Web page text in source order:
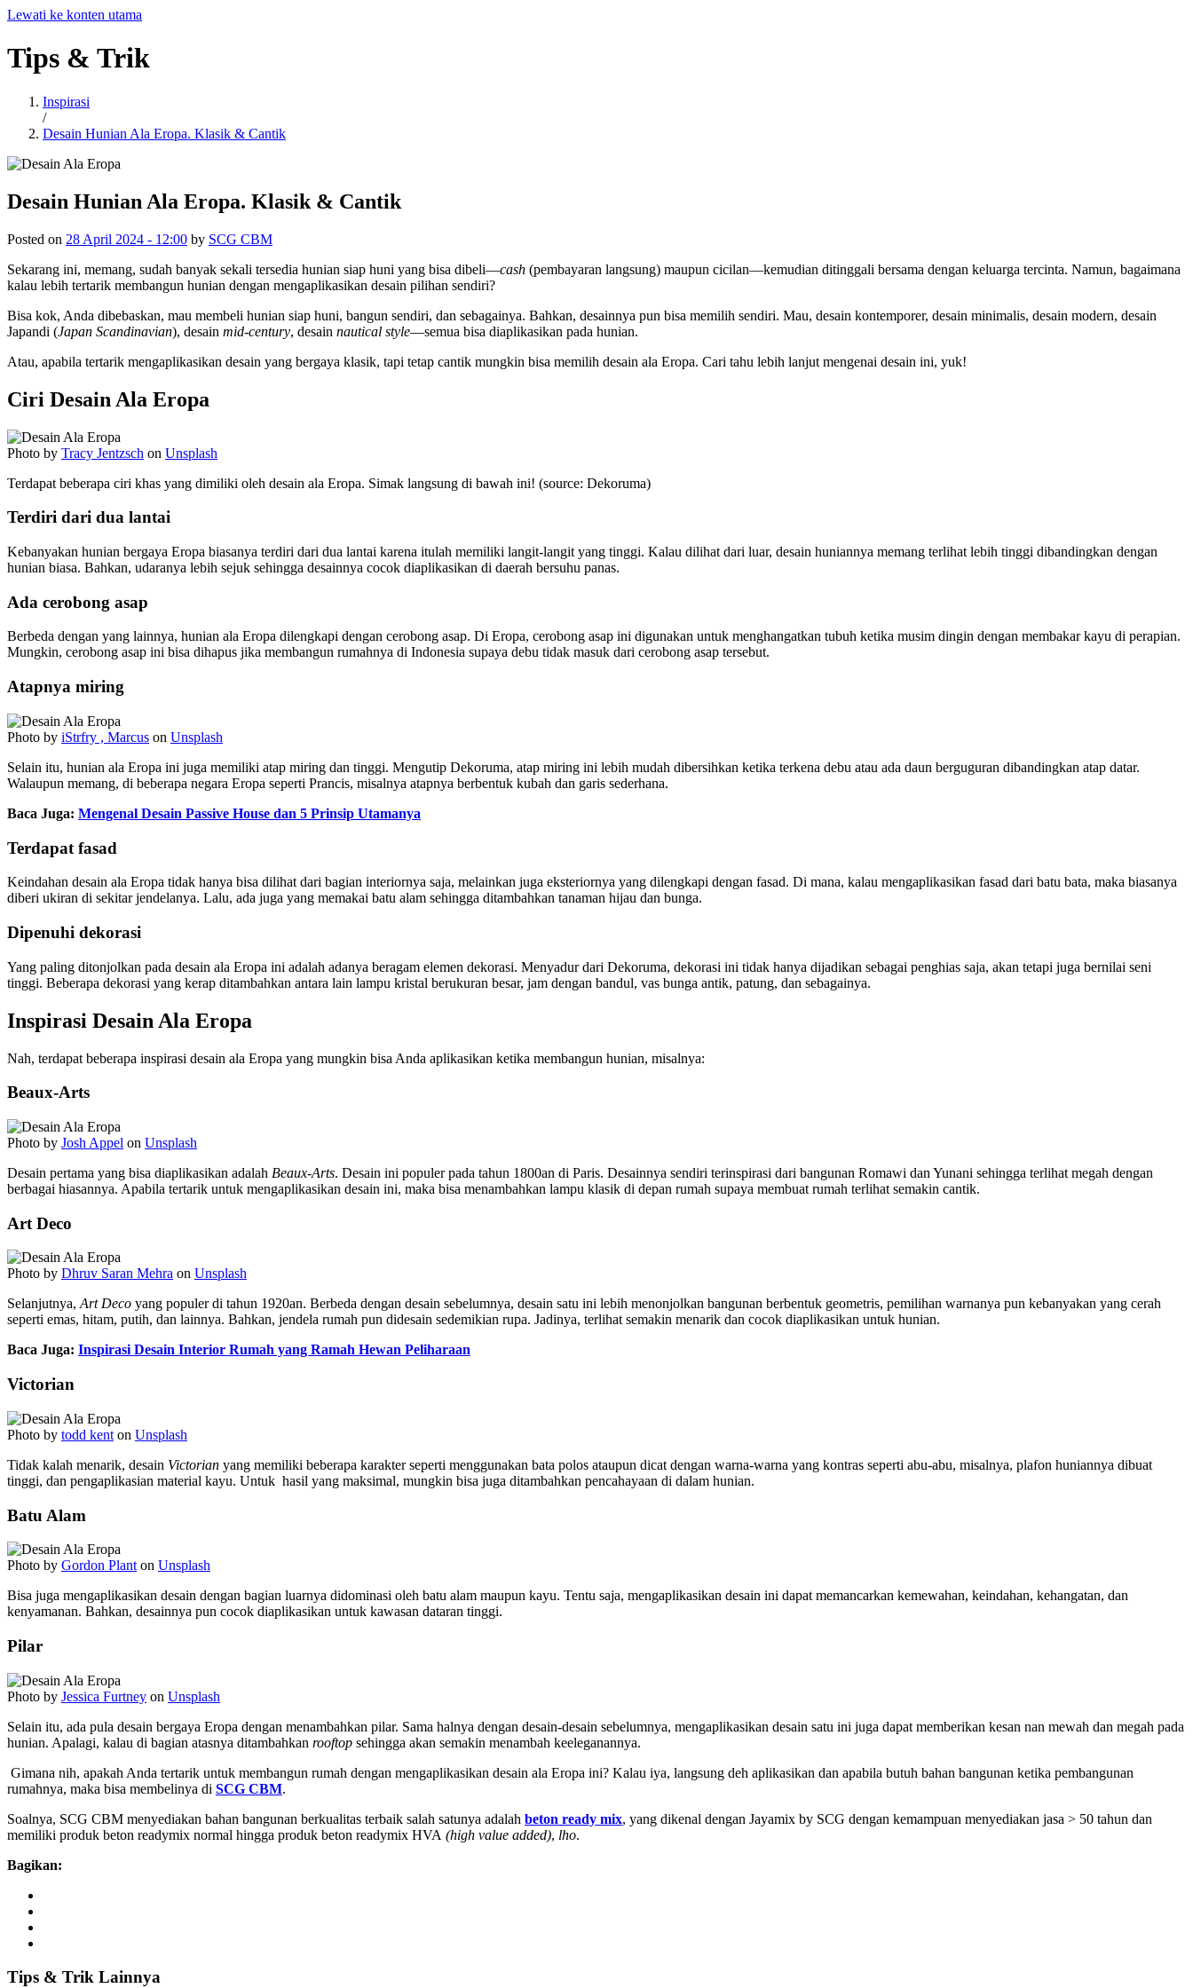
Lewati ke konten utama
Tips & Trik
Inspirasi
/
Desain Hunian Ala Eropa. Klasik & Cantik
Desain Hunian Ala Eropa. Klasik & Cantik
Posted on 28 April 2024 - 12:00 by SCG CBM
Sekarang ini, memang, sudah banyak sekali tersedia hunian siap huni yang bisa dibeli—cash (pembayaran langsung) maupun cicilan—kemudian ditinggali bersama dengan keluarga tercinta. Namun, bagaimana
kalau lebih tertarik membangun hunian dengan mengaplikasikan desain pilihan sendiri?
Bisa kok, Anda dibebaskan, mau membeli hunian siap huni, bangun sendiri, dan sebagainya. Bahkan, desainnya pun bisa memilih sendiri. Mau, desain kontemporer, desain minimalis, desain modern, desain
Japandi (Japan Scandinavian), desain mid-century, desain nautical style—semua bisa diaplikasikan pada hunian.
Atau, apabila tertarik mengaplikasikan desain yang bergaya klasik, tapi tetap cantik mungkin bisa memilih desain ala Eropa. Cari tahu lebih lanjut mengenai desain ini, yuk!
Ciri Desain Ala Eropa
Photo by Tracy Jentzsch on Unsplash
Terdapat beberapa ciri khas yang dimiliki oleh desain ala Eropa. Simak langsung di bawah ini! (source: Dekoruma)
Terdiri dari dua lantai
Kebanyakan hunian bergaya Eropa biasanya terdiri dari dua lantai karena itulah memiliki langit-langit yang tinggi. Kalau dilihat dari luar, desain huniannya memang terlihat lebih tinggi dibandingkan dengan
hunian biasa. Bahkan, udaranya lebih sejuk sehingga desainnya cocok diaplikasikan di daerah bersuhu panas.
Ada cerobong asap
Berbeda dengan yang lainnya, hunian ala Eropa dilengkapi dengan cerobong asap. Di Eropa, cerobong asap ini digunakan untuk menghangatkan tubuh ketika musim dingin dengan membakar kayu di perapian.
Mungkin, cerobong asap ini bisa dihapus jika membangun rumahnya di Indonesia supaya debu tidak masuk dari cerobong asap tersebut.
Atapnya miring
Photo by iStrfry , Marcus on Unsplash
Selain itu, hunian ala Eropa ini juga memiliki atap miring dan tinggi. Mengutip Dekoruma, atap miring ini lebih mudah dibersihkan ketika terkena debu atau ada daun berguguran dibandingkan atap datar.
Walaupun memang, di beberapa negara Eropa seperti Prancis, misalnya atapnya berbentuk kubah dan garis sederhana.
Baca Juga: Mengenal Desain Passive House dan 5 Prinsip Utamanya
Terdapat fasad
Keindahan desain ala Eropa tidak hanya bisa dilihat dari bagian interiornya saja, melainkan juga eksteriornya yang dilengkapi dengan fasad. Di mana, kalau mengaplikasikan fasad dari batu bata, maka biasanya
diberi ukiran di sekitar jendelanya. Lalu, ada juga yang memakai batu alam sehingga ditambahkan tanaman hijau dan bunga.
Dipenuhi dekorasi
Yang paling ditonjolkan pada desain ala Eropa ini adalah adanya beragam elemen dekorasi. Menyadur dari Dekoruma, dekorasi ini tidak hanya dijadikan sebagai penghias saja, akan tetapi juga bernilai seni
tinggi. Beberapa dekorasi yang kerap ditambahkan antara lain lampu kristal berukuran besar, jam dengan bandul, vas bunga antik, patung, dan sebagainya.
Inspirasi Desain Ala Eropa
Nah, terdapat beberapa inspirasi desain ala Eropa yang mungkin bisa Anda aplikasikan ketika membangun hunian, misalnya:
Beaux-Arts
Photo by Josh Appel on Unsplash
Desain pertama yang bisa diaplikasikan adalah Beaux-Arts. Desain ini populer pada tahun 1800an di Paris. Desainnya sendiri terinspirasi dari bangunan Romawi dan Yunani sehingga terlihat megah dengan
berbagai hiasannya. Apabila tertarik untuk mengaplikasikan desain ini, maka bisa menambahkan lampu klasik di depan rumah supaya membuat rumah terlihat semakin cantik.
Art Deco
Photo by Dhruv Saran Mehra on Unsplash
Selanjutnya, Art Deco yang populer di tahun 1920an. Berbeda dengan desain sebelumnya, desain satu ini lebih menonjolkan bangunan berbentuk geometris, pemilihan warnanya pun kebanyakan yang cerah
seperti emas, hitam, putih, dan lainnya. Bahkan, jendela rumah pun didesain sedemikian rupa. Jadinya, terlihat semakin menarik dan cocok diaplikasikan untuk hunian.
Baca Juga: Inspirasi Desain Interior Rumah yang Ramah Hewan Peliharaan
Victorian
Photo by todd kent on Unsplash
Tidak kalah menarik, desain Victorian yang memiliki beberapa karakter seperti menggunakan bata polos ataupun dicat dengan warna-warna yang kontras seperti abu-abu, misalnya, plafon huniannya dibuat
tinggi, dan pengaplikasian material kayu. Untuk hasil yang maksimal, mungkin bisa juga ditambahkan pencahayaan di dalam hunian.
Batu Alam
Photo by Gordon Plant on Unsplash
Bisa juga mengaplikasikan desain dengan bagian luarnya didominasi oleh batu alam maupun kayu. Tentu saja, mengaplikasikan desain ini dapat memancarkan kemewahan, keindahan, kehangatan, dan
kenyamanan. Bahkan, desainnya pun cocok diaplikasikan untuk kawasan dataran tinggi.
Pilar
Photo by Jessica Furtney on Unsplash
Selain itu, ada pula desain bergaya Eropa dengan menambahkan pilar. Sama halnya dengan desain-desain sebelumnya, mengaplikasikan desain satu ini juga dapat memberikan kesan nan mewah dan megah pada
hunian. Apalagi, kalau di bagian atasnya ditambahkan rooftop sehingga akan semakin menambah keeleganannya.
Gimana nih, apakah Anda tertarik untuk membangun rumah dengan mengaplikasikan desain ala Eropa ini? Kalau iya, langsung deh aplikasikan dan apabila butuh bahan bangunan ketika pembangunan
rumahnya, maka bisa membelinya di SCG CBM.
Soalnya, SCG CBM menyediakan bahan bangunan berkualitas terbaik salah satunya adalah beton ready mix, yang dikenal dengan Jayamix by SCG dengan kemampuan menyediakan jasa > 50 tahun dan
memiliki produk beton readymix normal hingga produk beton readymix HVA (high value added), lho.
Bagikan:
Tips & Trik Lainnya